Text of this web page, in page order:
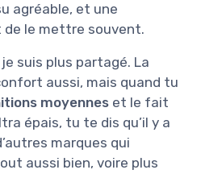
agréable, et une
de le mettre souvent.
suis plus partagé. La
aussi, mais quand tu
moyennes et le fait
épais, tu te dis qu’il y a
marques qui
aussi bien, voire plus